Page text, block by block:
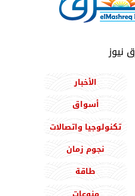
نيوز
الأخبار
أسواق
تكنولوجيا واتصالات
نجوم زمان
طاقة